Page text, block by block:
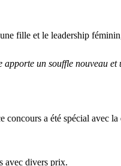
fille et le leadership
un souffle nouveau et
concours a été spécial avec
avec divers prix.